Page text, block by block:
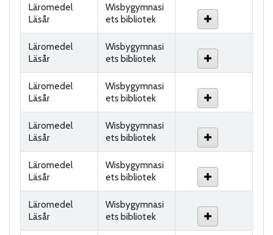
Läromedel
Läsår
Wisbygymnasi
ets bibliotek
Läromedel
Läsår
Wisbygymnasi
ets bibliotek
Läromedel
Läsår
Wisbygymnasi
ets bibliotek
Läromedel
Läsår
Wisbygymnasi
ets bibliotek
Läromedel
Läsår
Wisbygymnasi
ets bibliotek
Läromedel
Läsår
Wisbygymnasi
ets bibliotek